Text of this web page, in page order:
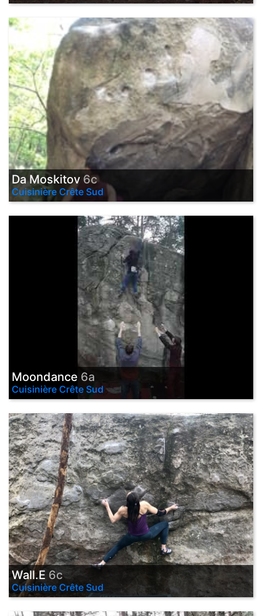
Da Moskitov 6c
Cuisinière Crête Sud
Moondance 6a
Cuisinière Crête Sud
Wall.E 6c
Cuisinière Crête Sud